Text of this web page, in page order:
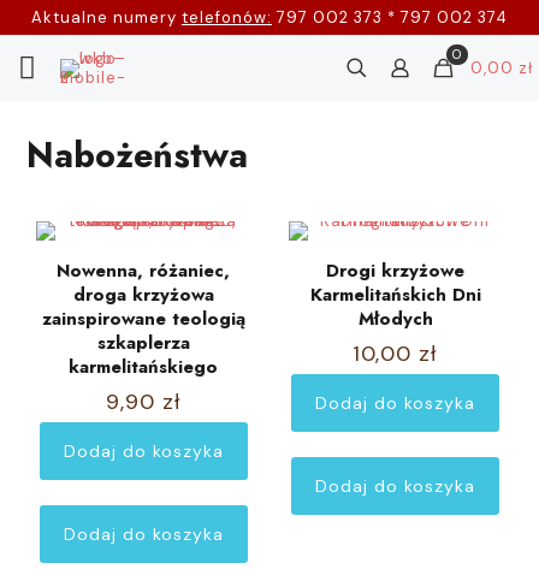
Aktualne numery telefonów: 797 002 373 * 797 002 374
0
0,00 zł
Nabożeństwa
Nowenna, różaniec,
droga krzyżowa
zainspirowane teologią
szkaplerza
karmelitańskiego
9,90 zł
Dodaj do koszyka
Dodaj do koszyka
Drogi krzyżowe
Karmelitańskich Dni
Młodych
10,00 zł
Dodaj do koszyka
Dodaj do koszyka